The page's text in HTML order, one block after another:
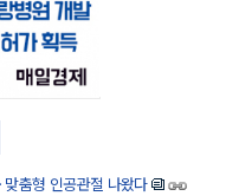
춤형 인공관절 나왔다